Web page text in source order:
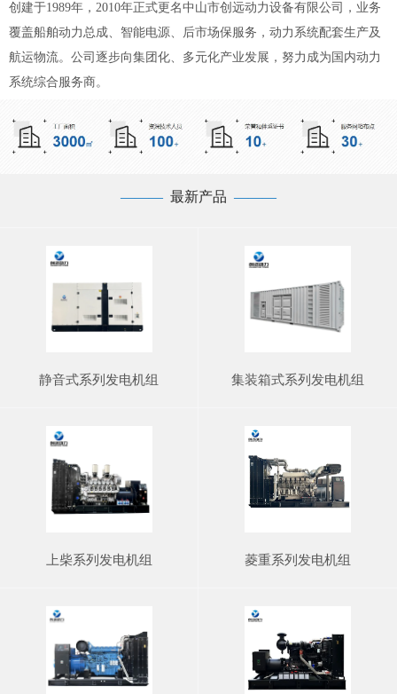
创建于1989年，2010年正式更名中山市创远动力设备有限公司，业务
覆盖船舶动力总成、智能电源、后市场保服务，动力系统配套生产及
航运物流。公司逐步向集团化、多元化产业发展，努力成为国内动力
系统综合服务商。
——— 最新产品 ———
静音式系列发电机组 集装箱式系列发电机组
上柴系列发电机组 菱重系列发电机组